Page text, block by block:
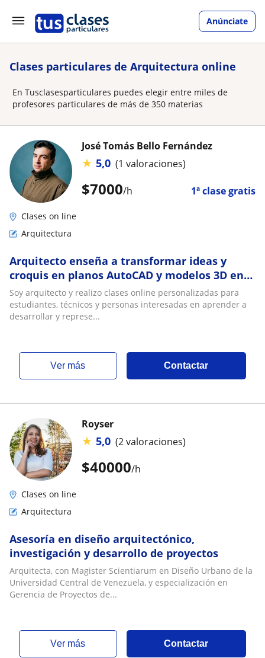
Anúnciate
Clases particulares de Arquitectura online
En Tusclasesparticulares puedes elegir entre miles de
profesores particulares de más de 350 materias
$7000/h 1ª clase gratis
José Tomás Bello Fernández
★ 5,0 (1 valoraciones)
Clases on line
Arquitectura
Arquitecto enseña a transformar ideas y
croquis en planos AutoCAD y modelos 3D en
SketchUp
Soy arquitecto y realizo clases online personalizadas para
estudiantes, técnicos y personas interesadas en aprender a
desarrollar y represe...
ver más Contactar
$40000/h
Royser
★ 5,0 (2 valoraciones)
Clases on line
Arquitectura
Asesoría en diseño arquitectónico,
investigación y desarrollo de proyectos
Arquitecta, con Magister Scientiarum en Diseño Urbano de la
Universidad Central de Venezuela, y especialización en
Gerencia de Proyectos de...
ver más Contactar